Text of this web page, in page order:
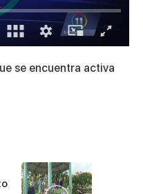
se encuentra activa